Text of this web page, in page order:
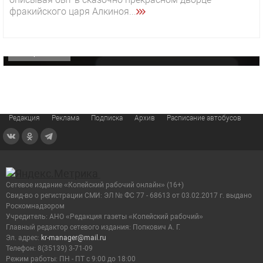
фракийского царя Алкиноя...
29 октября 2025 15:50
«Звезда» Метрана стала главным героем нового
Редакция Реклама Подписка Архив Расписание автобусов
Сетевое издание «Копейский рабочий онлайн» (16+)
Cвид-во о регистрации СМИ: ЭЛ № ФС 77 - 68613 от 03.02.2017 г. выдано
Роскомнадзором
Учредитель: АНО «Редакция газеты «Копейский рабочий»
Главный редактор сетевого издания: Попкович А. Г.
Эл. адрес: kr-manager@mail.ru
Телефон: 8(35139) 3-71-09
Режим работы: ПН - ПТ с 9:00 до 18:00